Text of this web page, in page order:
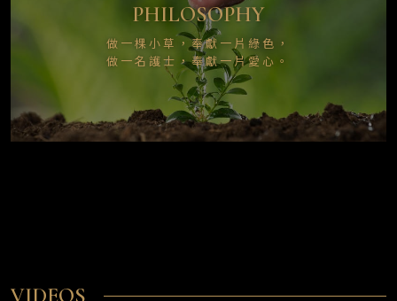
PHILOSOPHY
做一棵小草，奉獻一片綠色，
做一名護士，奉獻一片愛心。
VIDEOS